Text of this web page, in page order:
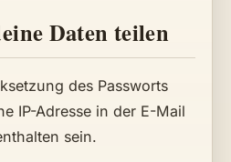
Daten teilen
des Passworts
IP-Adresse in der E-Mail
sein.